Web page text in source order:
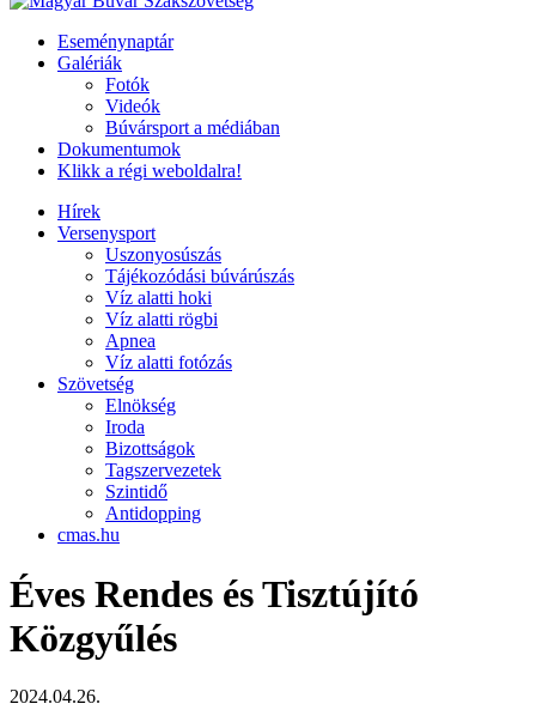
Eseménynaptár
Galériák
Fotók
Videók
Búvársport a médiában
Dokumentumok
Klikk a régi weboldalra!
Hírek
Versenysport
Uszonyosúszás
Tájékozódási búvárúszás
Víz alatti hoki
Víz alatti rögbi
Apnea
Víz alatti fotózás
Szövetség
Elnökség
Iroda
Bizottságok
Tagszervezetek
Szintidő
Antidopping
cmas.hu
Éves Rendes és Tisztújító
Közgyűlés
2024.04.26.